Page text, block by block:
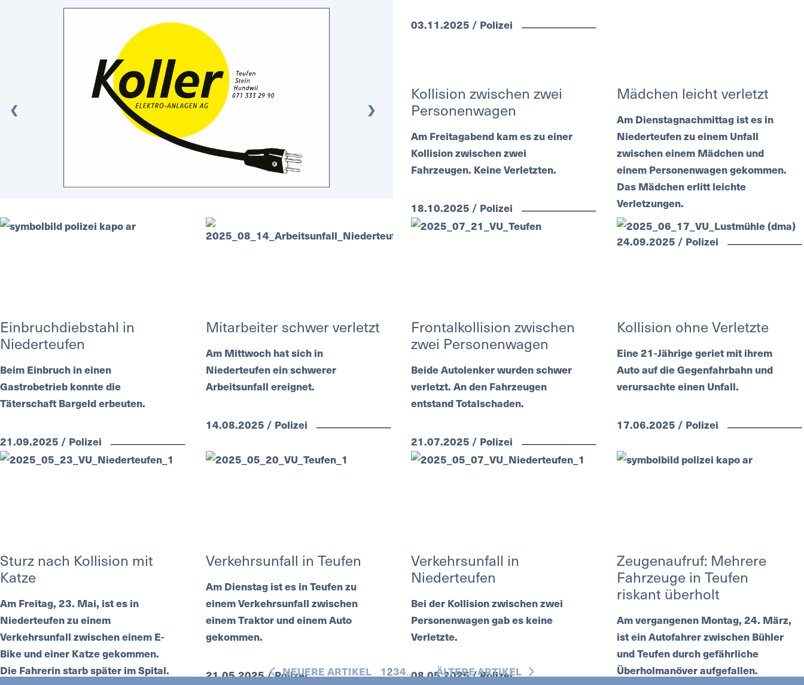
03.11.2025 / Polizei
❮ ❯
Kollision zwischen zwei
Personenwagen
Am Freitagabend kam es zu einer
Kollision zwischen zwei
Fahrzeugen. Keine Verletzten.
18.10.2025 / Polizei
Mädchen leicht verletzt
Am Dienstagnachmittag ist es in
Niederteufen zu einem Unfall
zwischen einem Mädchen und
einem Personenwagen gekommen.
Das Mädchen erlitt leichte
Verletzungen.
24.09.2025 / Polizei
Einbruchdiebstahl in
Niederteufen
Beim Einbruch in einen
Gastrobetrieb konnte die
Täterschaft Bargeld erbeuten.
21.09.2025 / Polizei
Mitarbeiter schwer verletzt
Am Mittwoch hat sich in
Niederteufen ein schwerer
Arbeitsunfall ereignet.
14.08.2025 / Polizei
Frontalkollision zwischen
zwei Personenwagen
Beide Autolenker wurden schwer
verletzt. An den Fahrzeugen
entstand Totalschaden.
21.07.2025 / Polizei
Kollision ohne Verletzte
Eine 21-Jährige geriet mit ihrem
Auto auf die Gegenfahrbahn und
verursachte einen Unfall.
17.06.2025 / Polizei
Sturz nach Kollision mit
Katze
Am Freitag, 23. Mai, ist es in
Niederteufen zu einem
Verkehrsunfall zwischen einem E-
Bike und einer Katze gekommen.
Die Fahrerin starb später im Spital.
Verkehrsunfall in Teufen
Am Dienstag ist es in Teufen zu
einem Verkehrsunfall zwischen
einem Traktor und einem Auto
gekommen.
21.05.2025 / Polizei
Verkehrsunfall in
Niederteufen
Bei der Kollision zwischen zwei
Personenwagen gab es keine
Verletzte.
08.05.2025 / Polizei
Zeugenaufruf: Mehrere
Fahrzeuge in Teufen
riskant überholt
Am vergangenen Montag, 24. März,
ist ein Autofahrer zwischen Bühler
und Teufen durch gefährliche
Überholmanöver aufgefallen.
NEUERE ARTIKEL 1234… ÄLTERE ARTIKEL